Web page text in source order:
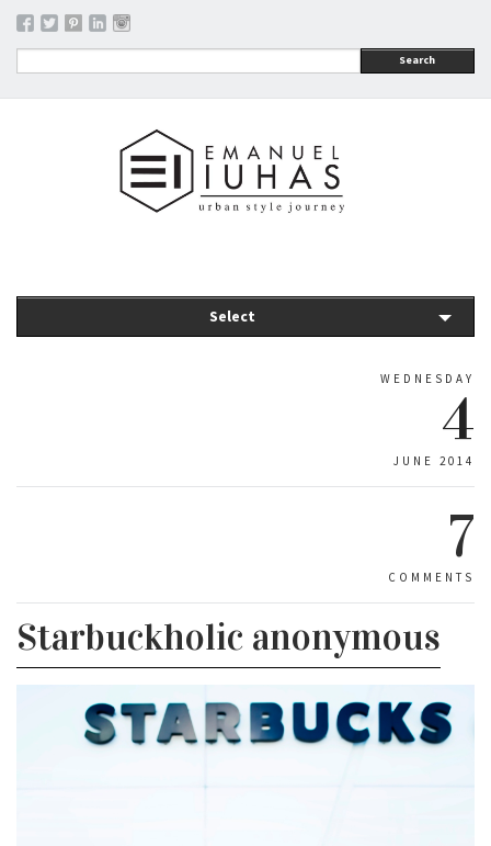
Search
Select
WEDNESDAY
4
JUNE 2014
7
COMMENTS
Starbuckholic anonymous